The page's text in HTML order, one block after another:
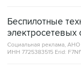
Беспилотные
электросетевых
Социальная реклама,
ИНН 7725383515 Erid: